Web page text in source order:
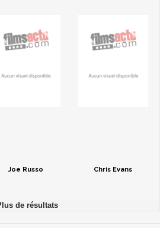
Joe Russo Chris Evans